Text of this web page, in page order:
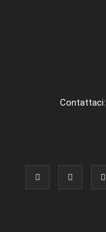
Contattaci: